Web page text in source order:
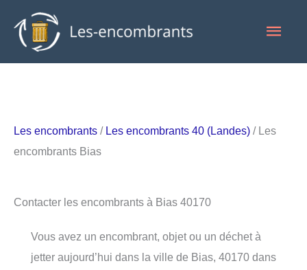
contenu
Les encombrants / Les encombrants 40 (Landes) / Les
encombrants Bias
Contacter les encombrants à Bias 40170
Vous avez un encombrant, objet ou un déchet à
jetter aujourd’hui dans la ville de Bias, 40170 dans